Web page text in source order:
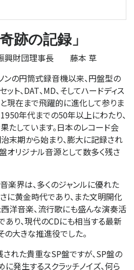
跡の記録」
興財団理事長 藤本 草
ンの円筒式録音機以来、円盤型の
ット、DAT、MD、そしてハードディス
現在まで飛躍的に進化して参りま
1950年代までの50年以上にわたり、
しています。日本のレコード会
末期から始まり、膨大に記録され
オリジナル音源として数多く残さ
界は、多くのジャンルに優れた
に黄金時代であり、また文明開化
洋音楽、流行歌にも盛んな演奏活
り、現代のCDにも相当する最新
の大きな推進役でした。
れた貴重なSP盤ですが、SP盤の
発生するスクラッチノイズ、何ら